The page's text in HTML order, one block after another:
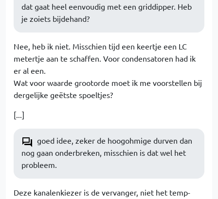
dat gaat heel eenvoudig met een griddipper. Heb
je zoiets bijdehand?
Nee, heb ik niet. Misschien tijd een keertje een LC
metertje aan te schaffen. Voor condensatoren had ik
er al een.
Wat voor waarde grootorde moet ik me voorstellen bij
dergelijke geëtste spoeltjes?
[...]
goed idee, zeker de hoogohmige durven dan
nog gaan onderbreken, misschien is dat wel het
probleem.
Deze kanalenkiezer is de vervanger, niet het temp-